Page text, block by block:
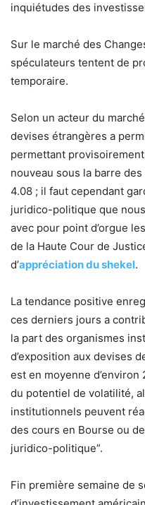
inquiétudes des
Sur le marché des
spéculateurs tentent de
temporaire.
Selon un acteur du
devises étrangères a
permettant provisoirement
nouveau sous la barre des
4.08 ; il faut cependant
juridico-politique que
avec pour point d’orgue
de la Haute Cour de
d’appréciation du shekel.
La tendance positive
ces derniers jours a
la part des organismes
d’exposition aux devises
est en moyenne
du potentiel de volatilité,
institutionnels peuvent
des cours en Bourse ou
juridico-politique”.
Fin première semaine de